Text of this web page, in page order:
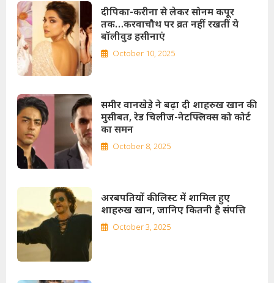
दीपिका-करीना से लेकर सोनम कपूर
तक…करवाचौथ पर व्रत नहीं रखतीं ये
बॉलीवुड हसीनाएं
October 10, 2025
समीर वानखेड़े ने बढ़ा दी शाहरुख खान की
मुसीबत, रेड चिलीज-नेटफ्लिक्स को कोर्ट
का समन
October 8, 2025
अरबपतियों की लिस्ट में शामिल हुए
शाहरुख खान, जानिए कितनी है संपत्ति
October 3, 2025